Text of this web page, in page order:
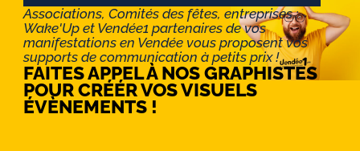
Associations, Comités des fêtes, entreprises :
Wake'Up et Vendée1 partenaires de vos
manifestations en Vendée vous proposent vos
supports de communication à petits prix !
FAITES APPEL À NOS GRAPHISTES
POUR CRÉÉR VOS VISUELS
ÉVÈNEMENTS !